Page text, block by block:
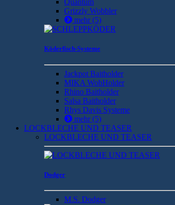
Quantum
Grizzly Wobbler
mehr(5)
Köderfisch-Systeme
Jackpot Baitholder
MIKA WobHolder
Rhino Baitholder
Salsa Baitholder
Rhys Davis Systeme
mehr(5)
LOCKBLECHE UND TEASER
LOCKBLECHE UND TEASER
Dodger
M.S. Dodger